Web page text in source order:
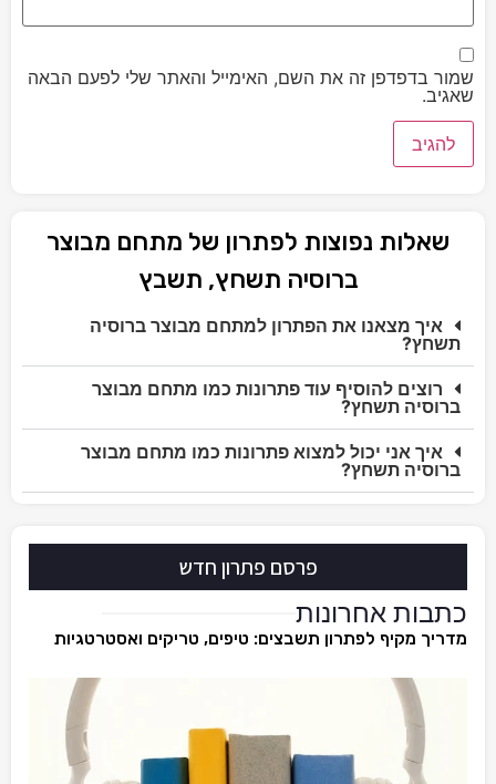
שמור בדפדפן זה את השם, האימייל והאתר שלי לפעם הבאה
שאגיב.
שאלות נפוצות לפתרון של מתחם מבוצר
ברוסיה תשחץ, תשבץ
איך מצאנו את הפתרון למתחם מבוצר ברוסיה
תשחץ?
רוצים להוסיף עוד פתרונות כמו מתחם מבוצר
ברוסיה תשחץ?
איך אני יכול למצוא פתרונות כמו מתחם מבוצר
ברוסיה תשחץ?
פרסם פתרון חדש
כתבות אחרונות
מדריך מקיף לפתרון תשבצים: טיפים, טריקים ואסטרטגיות